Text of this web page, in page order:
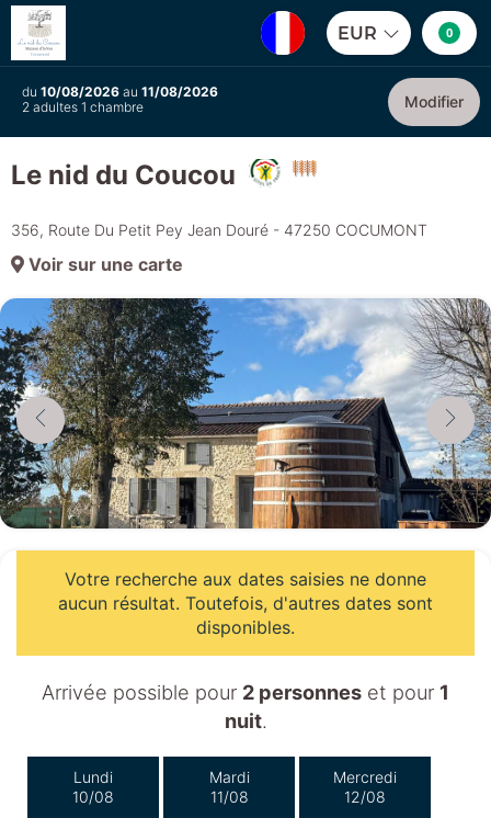
EUR 0
du 10/08/2026 au 11/08/2026
2 adultes 1 chambre
Modifier
Le nid du Coucou
356, Route Du Petit Pey Jean Douré - 47250 COCUMONT
Voir sur une carte
Votre recherche aux dates saisies ne donne
aucun résultat. Toutefois, d'autres dates sont
disponibles.
Arrivée possible pour 2 personnes et pour 1
nuit.
Lundi
10/08
Mardi
11/08
Mercredi
12/08